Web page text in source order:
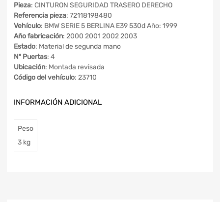
Pieza: CINTURON SEGURIDAD TRASERO DERECHO
Referencia pieza: 72118198480
Vehículo: BMW SERIE 5 BERLINA E39 530d Año: 1999
Año fabricación: 2000 2001 2002 2003
Estado: Material de segunda mano
Nº Puertas: 4
Ubicación: Montada revisada
Código del vehículo: 23710
INFORMACIÓN ADICIONAL
Peso
3 kg